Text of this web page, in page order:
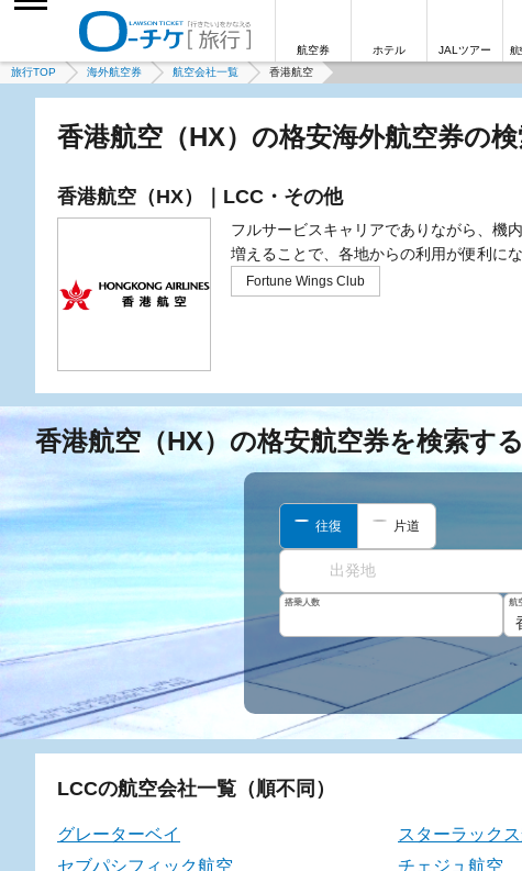
航空券 ホテル JALツアー 航
旅行TOP 海外航空券 航空会社一覧 香港航空
香港航空（HX）の格安海外航空券の
香港航空（HX）｜LCC・その他
フルサービスキャリアでありながら、機
増えることで、各地からの利用が便利にな
Fortune Wings Club
香港航空（HX）の格安航空券を検索する
往復 片道
搭乗人数 航
LCCの航空会社一覧（順不同）
グレーターベイ スターラック
セブパシフィック航空
チェジュ航空